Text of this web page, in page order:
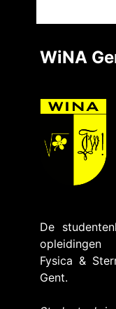
WiNA
De
opleidingen
Fysica &
Gent.